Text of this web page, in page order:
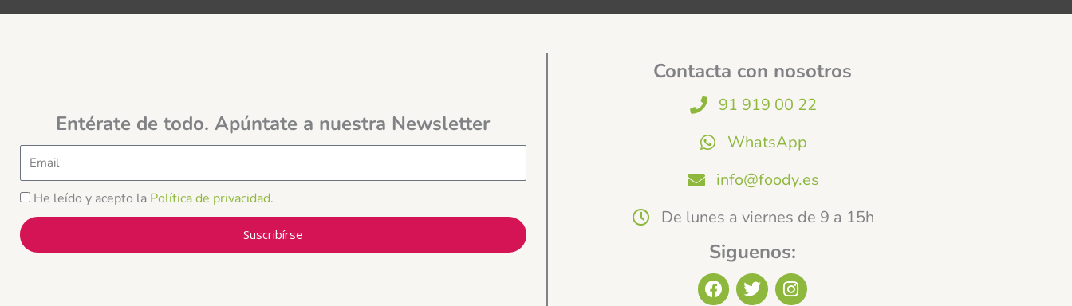
Entérate de todo. Apúntate a nuestra Newsletter
Email
He leído y acepto la Política de privacidad.
Suscribírse
Contacta con nosotros
91 919 00 22
WhatsApp
info@foody.es
De lunes a viernes de 9 a 15h
Siguenos:
F
a
T
w
I
n